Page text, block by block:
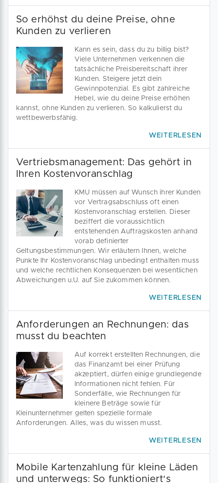
So erhöhst du deine Preise, ohne
Kunden zu verlieren
Kann es sein, dass du zu billig bist?
Viele Unternehmen verkennen die
tatsächliche Preisbereitschaft ihrer
Kunden. Steigere jetzt dein
Gewinnpotenzial. Es gibt zahlreiche
Hebel, wie du deine Preise erhöhen
kannst, ohne Kunden zu verlieren. So kalkulierst du
wettbewerbsfähig.
WEITERLESEN
Vertriebsmanagement: Das gehört in
Ihren Kostenvoranschlag
KMU müssen auf Wunsch ihrer Kunden
vor Vertragsabschluss oft einen
Kostenvoranschlag erstellen. Dieser
beziffert die voraussichtlich
entstehenden Auftragskosten anhand
vorab definierter
Geltungsbestimmungen. Wir erläutern Ihnen, welche
Punkte Ihr Kostenvoranschlag unbedingt enthalten muss
und welche rechtlichen Konsequenzen bei wesentlichen
Abweichungen u.U. auf Sie zukommen können.
WEITERLESEN
Anforderungen an Rechnungen: das
musst du beachten
Auf korrekt erstellten Rechnungen, die
das Finanzamt bei einer Prüfung
akzeptiert, dürfen einige grundlegende
Informationen nicht fehlen. Für
Sonderfälle, wie Rechnungen für
kleinere Beträge sowie für
Kleinunternehmer gelten spezielle formale
Anforderungen. Alles, was du wissen musst.
WEITERLESEN
Mobile Kartenzahlung für kleine Läden
und unterwegs: So funktioniert‘s